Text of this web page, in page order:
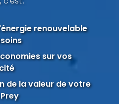
renouvelable
sur vos
de la valeur de votre